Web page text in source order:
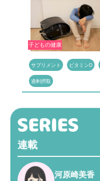
子どもの健康
サプリメント ビタミンD
過剰摂取
連載
河原崎美香